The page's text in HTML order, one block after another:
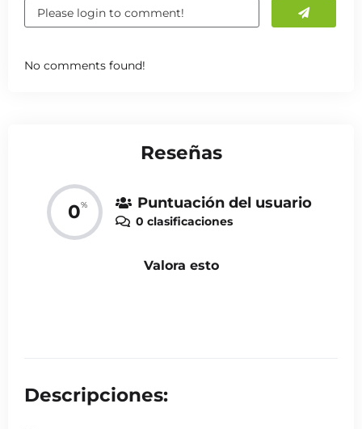
No comments found!
Reseñas
0% Puntuación del usuario
0 clasificaciones
Valora esto
Descripciones: